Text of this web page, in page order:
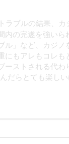
ブルの結果、カ
内の完遂を強いら
」など、カジノ
にもアレもコレも
ーストされる代わ
だらとても楽し